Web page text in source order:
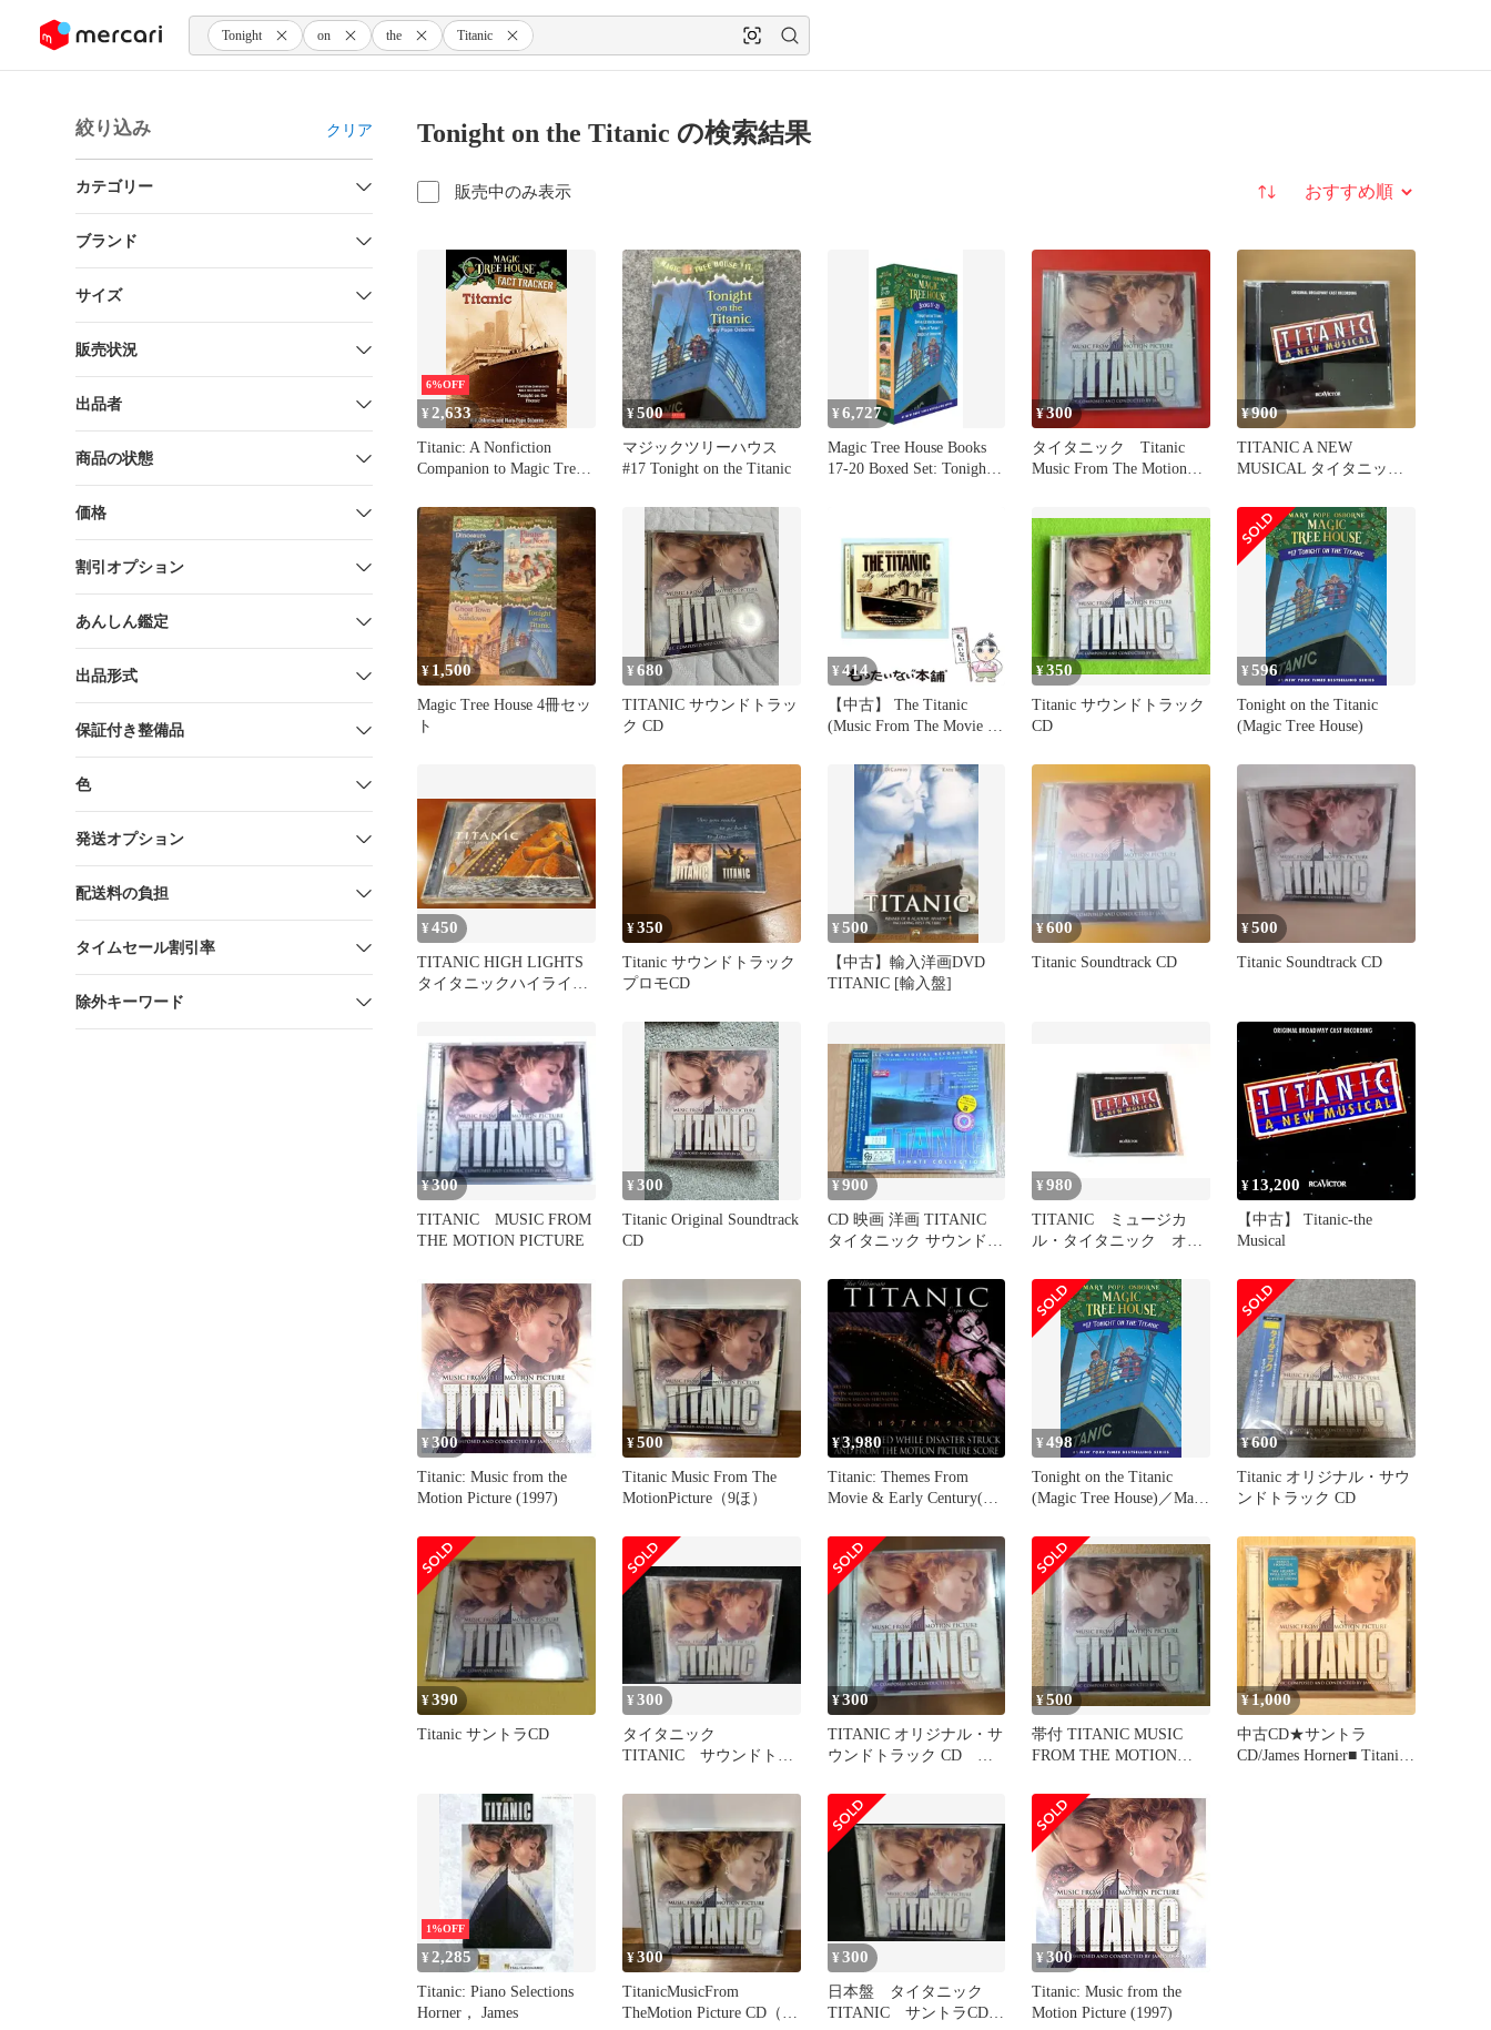
ツにスキップ Tonight on the Titanic
絞り込み クリア
カテゴリー
ブランド
サイズ
販売状況
出品者
商品の状態
価格
割引オプション
あんしん鑑定
出品形式
保証付き整備品
色
発送オプション
配送料の負担
タイムセール割引率
除外キーワード
Tonight on the Titanic の検索結果
販売中のみ表示 並び替え
6%OFF
¥ 2,633
Titanic: A Nonfiction
Companion to Magic Tree
Titanic (Magic Tree House
Fact Tracker)
¥500
マジックツリーハウス
#17 Tonight on the Titanic
¥6,727
Magic Tree House Books
17-20 Boxed Set: Tonight
¥300
タイタニック Titanic
Music From The Motion
¥900
TITANIC A NEW
MUSICAL タイタニッ
¥1,500
Magic Tree House 4冊セッ
ト
¥680
TITANIC サウンドトラッ
ク CD
¥ 414
【中古】 The Titanic
(Music From The Movie &
/ Golden Stars
¥350
Titanic サウンドトラック
CD
¥596
Tonight on the Titanic
(Magic Tree House)
¥450
TITANIC HIGH LIGHTS
タイタニックハイライト
¥350
Titanic サウンドトラック
プロモCD
¥500
【中古】輸入洋画DVD
TITANIC [輸入盤]
¥600
Titanic Soundtrack CD
¥500
Titanic Soundtrack CD
¥300
TITANIC MUSIC FROM
THE MOTION PICTURE
¥300
Titanic Original Soundtrack
CD
¥900
CD 映画 洋画 TITANIC
タイタニック サウンドト
¥980
TITANIC ミュージカ
ル・タイタニック オリ
イ・キャスト
¥ 13,200
【中古】 Titanic-the
Musical
¥300
Titanic: Music from the
Motion Picture (1997)
¥500
Titanic Music From The
MotionPicture（9ほ）
¥3,980
Titanic: Themes From
Movie & Early Century(中
¥498
Tonight on the Titanic
(Magic Tree House)／Mary
¥600
Titanic オリジナル・サウ
ンドトラック CD
¥390
Titanic サントラCD
¥300
タイタニック
TITANIC サウンドトラ
¥300
TITANIC オリジナル・サ
ウンドトラック CD 開
¥500
帯付 TITANIC MUSIC
FROM THE MOTION
¥1,000
中古CD★サントラ
CD/James Horner■ Titanic:
1%OFF
¥ 2,285
Titanic: Piano Selections
Horner， James
¥300
TitanicMusicFrom
TheMotion Picture CD（9
¥300
日本盤 タイタニック
TITANIC サントラCD
¥300
Titanic: Music from the
Motion Picture (1997)